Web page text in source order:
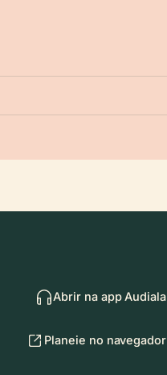
Abrir na app Audiala
Planeie no navegador